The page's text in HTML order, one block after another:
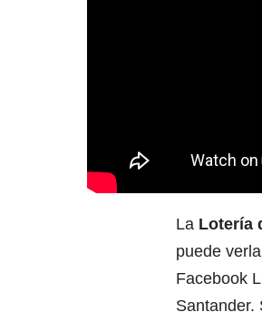
La Lotería
puede
Facebook
Santander.